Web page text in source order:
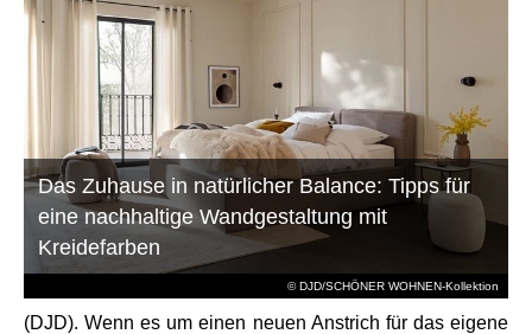
© DJD/SCHÖNER WOHNEN-Kollektion
Das Zuhause in natürlicher Balance: Tipps für
eine nachhaltige Wandgestaltung mit
Kreidefarben
(DJD). Wenn es um einen neuen Anstrich für das eigene